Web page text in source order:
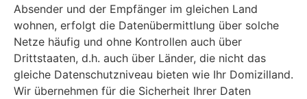
Absender und der Empfänger im gleichen Land
wohnen, erfolgt die Datenübermittlung über solche
Netze häufig und ohne Kontrollen auch über
Drittstaaten, d.h. auch über Länder, die nicht das
gleiche Datenschutzniveau bieten wie Ihr Domizilland.
Wir übernehmen für die Sicherheit Ihrer Daten